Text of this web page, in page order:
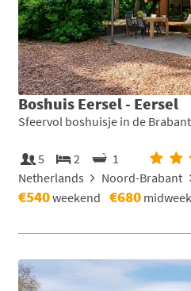
Boshuis Eersel - Eersel
Sfeervol boshuisje in de
5 2
1
Netherlands
Noord-Brabant
€540weekend €680 midweek